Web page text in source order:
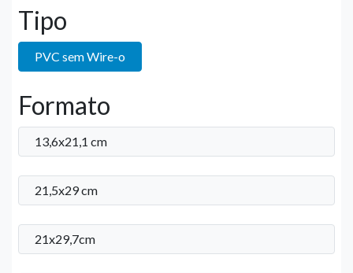
Tipo
PVC sem Wire-o
Formato
13,6x21,1 cm
21,5x29 cm
21x29,7cm